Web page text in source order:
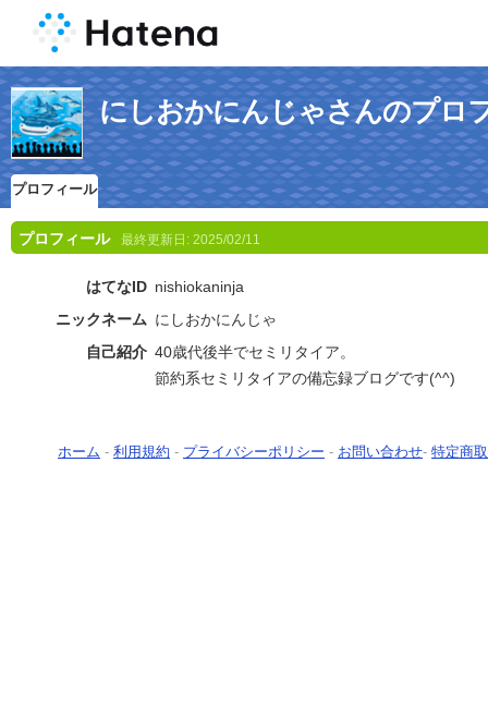
にしおかにんじゃさんのプロ
プロフィール
プロフィール 最終更新日: 2025/02/11
はてなID nishiokaninja
ニックネーム にしおかにんじゃ
自己紹介 40歳代後半でセミリタイア。
節約系セミリタイアの備忘録ブログです(^^)
ホーム - 利用規約 - プライバシーポリシー - お問い合わせ- 特定商